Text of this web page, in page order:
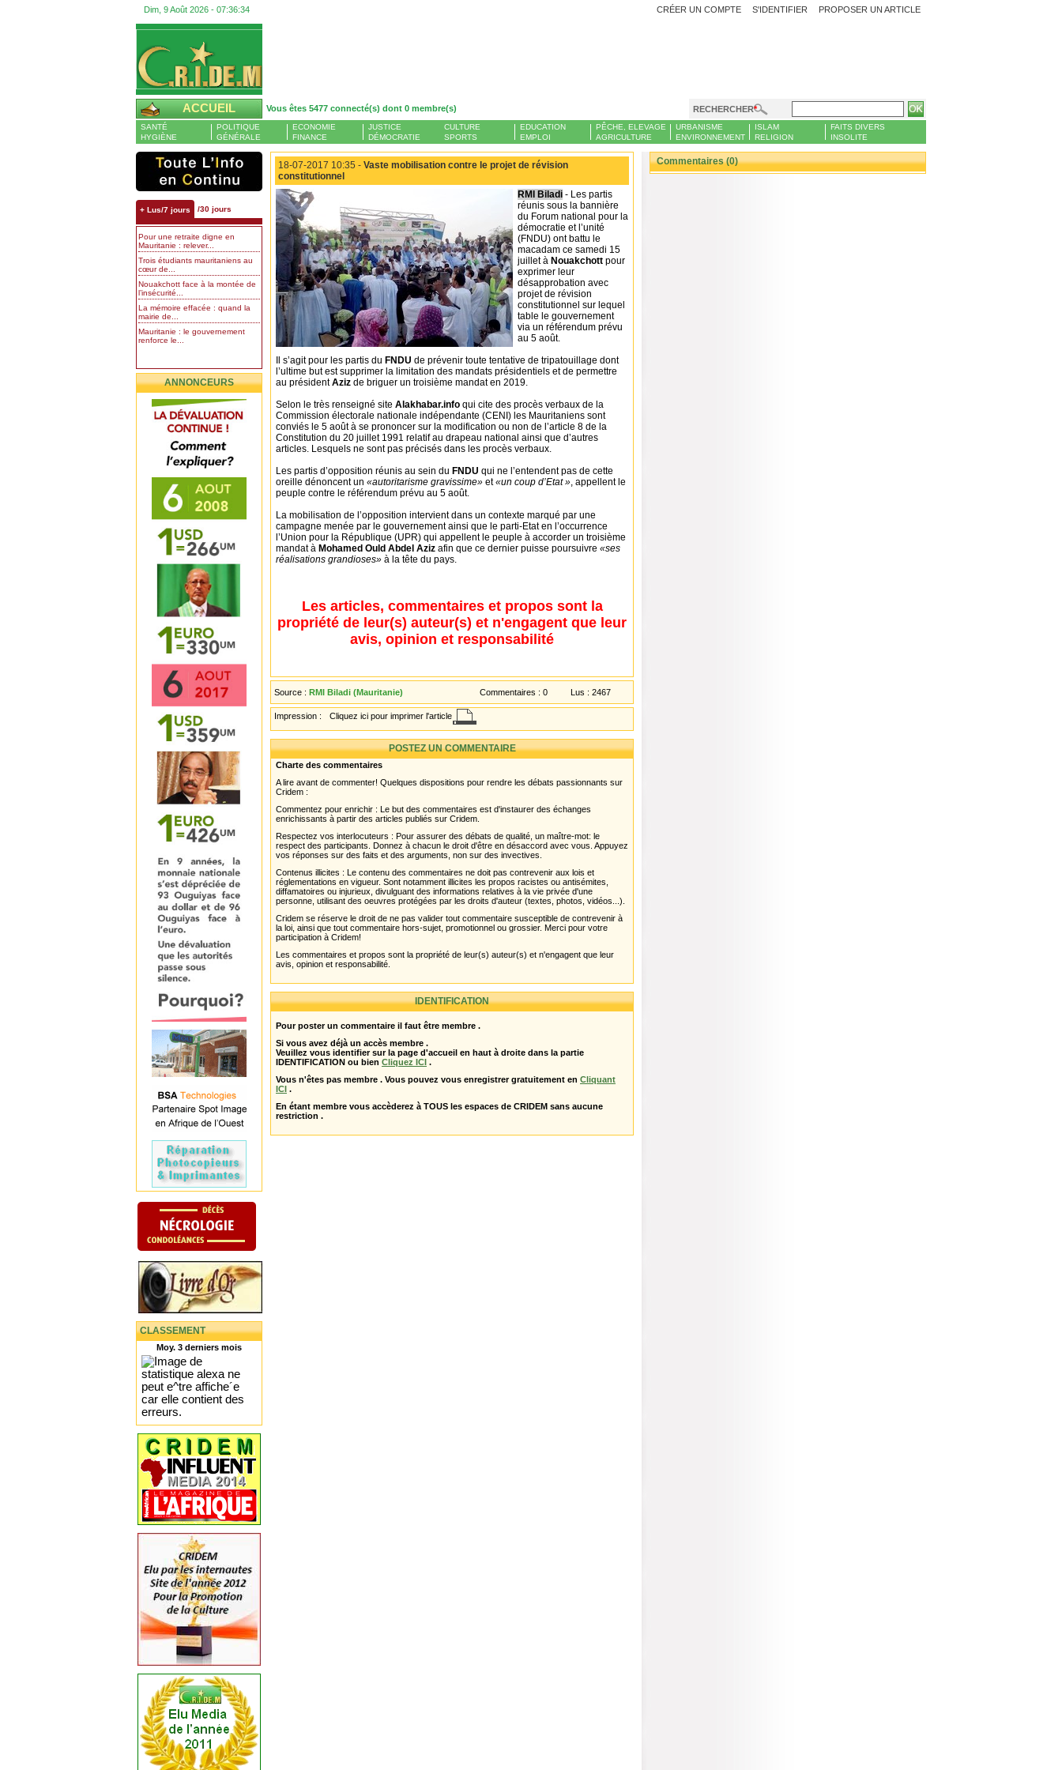
Dim, 9 Août 2026 - 07:36:35 PROPOSER UN ARTICLE
CRÉER UN COMPTE S'IDENTIFIER
ACCUEIL Vous êtes 5477 connecté(s) dont 0 membre(s) RECHERCHER
SANTÉ
HYGIÈNE
POLITIQUE
GÉNÉRALE
ECONOMIE
FINANCE
JUSTICE
DÉMOCRATIE
CULTURE
SPORTS
EDUCATION
EMPLOI
PÊCHE, ELEVAGE
AGRICULTURE
URBANISME
ENVIRONNEMENT
ISLAM
RELIGION
FAITS DIVERS
INSOLITE
+ Lus/7 jours /30 jours
Pour une retraite digne en
Mauritanie : relever...
Trois étudiants mauritaniens au
cœur de...
Nouakchott face à la montée de
l’insécurité...
La mémoire effacée : quand la
mairie de...
Mauritanie : le gouvernement
renforce le...
ANNONCEURS
CLASSEMENT
Moy. 3 derniers mois
18-07-2017 10:35 - Vaste mobilisation contre le projet de révision
constitutionnel
RMI Biladi - Les partis
réunis sous la bannière
du Forum national pour la
démocratie et l’unité
(FNDU) ont battu le
macadam ce samedi 15
juillet à Nouakchott pour
exprimer leur
désapprobation avec
projet de révision
constitutionnel sur lequel
table le gouvernement
via un référendum prévu
au 5 août.
Il s’agit pour les partis du FNDU de prévenir toute tentative de tripatouillage dont
l’ultime but est supprimer la limitation des mandats présidentiels et de permettre
au présidentAziz de briguer un troisième mandat en 2019.
Selon le très renseigné site Alakhabar.info qui cite des procès verbaux de la
Commission électorale nationale indépendante (CENI) les Mauritaniens sont
conviés le 5 août à se prononcer sur la modification ou non de l’article 8 de la
Constitution du 20 juillet 1991 relatif au drapeau national ainsi que d’autres
articles. Lesquels ne sont pas précisés dans les procès verbaux.
Les partis d’opposition réunis au sein du FNDU qui ne l’entendent pas de cette
oreille dénoncent un «autoritarisme gravissime» et«un coup d’Etat », appellent le
peuple contre le référendum prévu au 5 août.
La mobilisation de l’opposition intervient dans un contexte marqué par une
campagne menée par le gouvernement ainsi que le parti-Etat en l’occurrence
l’Union pour la République (UPR) qui appellent le peuple à accorder un troisième
mandat à Mohamed Ould Abdel Aziz afin que ce dernier puisse poursuivre «ses
réalisations grandioses» à la tête du pays.
Les articles, commentaires et propos sont la
propriété de leur(s) auteur(s) et n'engagent que leur
avis, opinion et responsabilité
Source : RMI Biladi (Mauritanie) Commentaires : 0 Lus : 2467
Impression : Cliquez ici pour imprimer l'article
POSTEZ UN COMMENTAIRE
Charte des commentaires
A lire avant de commenter! Quelques dispositions pour rendre les débats passionnants sur
Cridem :
Commentez pour enrichir : Le but des commentaires est d'instaurer des échanges
enrichissants à partir des articles publiés sur Cridem.
Respectez vos interlocuteurs : Pour assurer des débats de qualité, un maître-mot: le
respect des participants. Donnez à chacun le droit d'être en désaccord avec vous. Appuyez
vos réponses sur des faits et des arguments, non sur des invectives.
Contenus illicites : Le contenu des commentaires ne doit pas contrevenir aux lois et
réglementations en vigueur. Sont notamment illicites les propos racistes ou antisémites,
diffamatoires ou injurieux, divulguant des informations relatives à la vie privée d'une
personne, utilisant des oeuvres protégées par les droits d'auteur (textes, photos, vidéos...).
Cridem se réserve le droit de ne pas valider tout commentaire susceptible de contrevenir à
la loi, ainsi que tout commentaire hors-sujet, promotionnel ou grossier. Merci pour votre
participation à Cridem!
Les commentaires et propos sont la propriété de leur(s) auteur(s) et n'engagent que leur
avis, opinion et responsabilité.
IDENTIFICATION
Pour poster un commentaire il faut être membre .
Si vous avez déjà un accès membre .
Veuillez vous identifier sur la page d'accueil en haut à droite dans la partie
IDENTIFICATION ou bien Cliquez ICI .
Vous n'êtes pas membre . Vous pouvez vous enregistrer gratuitement en Cliquant
ICI .
En étant membre vous accèderez à TOUS les espaces de CRIDEM sans aucune
restriction .
Commentaires (0)